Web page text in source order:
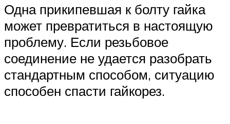
Одна прикипевшая к болту гайка
может превратиться в настоящую
проблему. Если резьбовое
соединение не удается разобрать
стандартным способом, ситуацию
способен спасти гайкорез.